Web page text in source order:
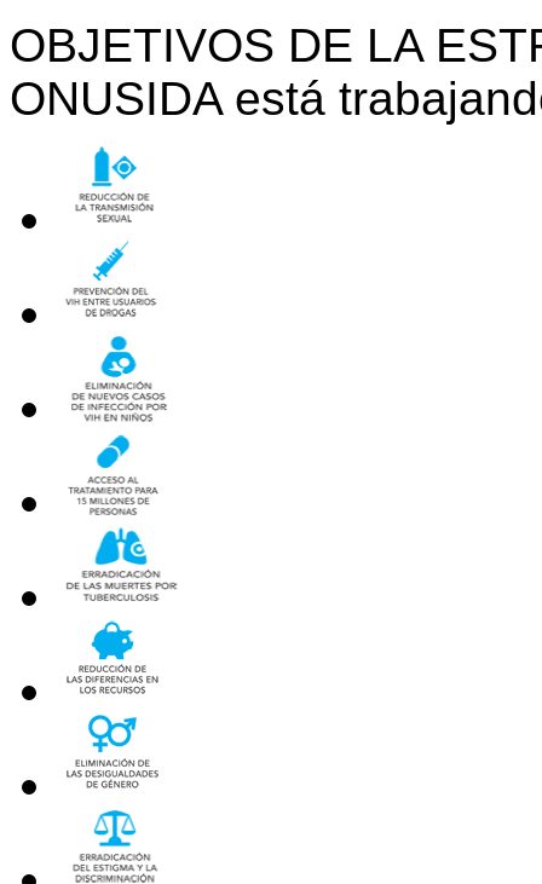
OBJETIVOS DE LA
ONUSIDA está